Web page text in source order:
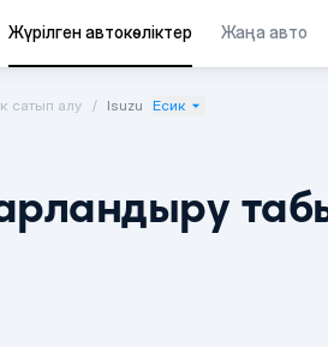
Жүрілген автокөліктер Жаңа авто
сатып алу Isuzu Есик